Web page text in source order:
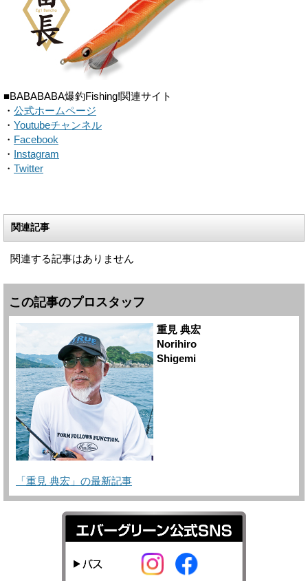
■BABABABA爆釣Fishing!関連サイト
・ 公式ホームページ
・ Youtubeチャンネル
・ Facebook
・
Instagram
・ Twitter
関連記事
関連する記事はありません
この記事のプロスタッフ
重見 典宏
Norihiro
Shigemi
「重見 典宏」の最新記事